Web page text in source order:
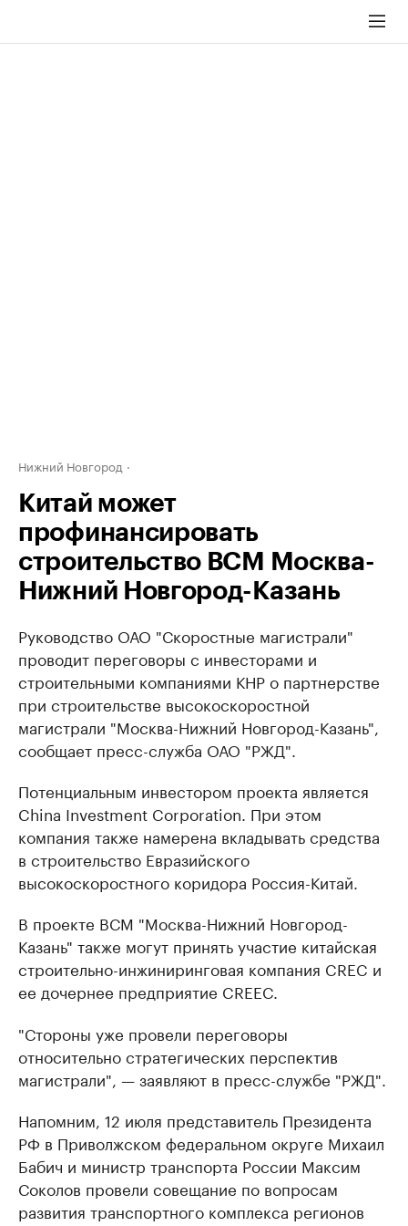
Нижний Новгород
Китай может
профинансировать
строительство ВСМ Москва-
Нижний Новгород-Казань
Руководство ОАО "Скоростные магистрали"
проводит переговоры с инвесторами и
строительными компаниями КНР о партнерстве
при строительстве высокоскоростной
магистрали "Москва-Нижний Новгород-Казань",
сообщает пресс-служба ОАО "РЖД".
Потенциальным инвестором проекта является
China Investment Corporation. При этом
компания также намерена вкладывать средства
в строительство Евразийского
высокоскоростного коридора Россия-Китай.
В проекте ВСМ "Москва-Нижний Новгород-
Казань" также могут принять участие китайская
строительно-инжиниринговая компания CREC и
ее дочернее предприятие CREEC.
"Стороны уже провели переговоры
относительно стратегических перспектив
магистрали", — заявляют в пресс-службе "РЖД".
Напомним, 12 июля представитель Президента
РФ в Приволжском федеральном округе Михаил
Бабич и министр транспорта России Максим
Соколов провели совещание по вопросам
развития транспортного комплекса регионов